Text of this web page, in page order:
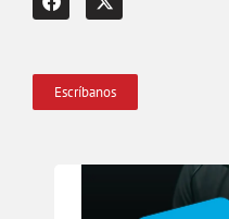
Escríbanos